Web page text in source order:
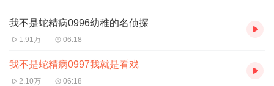
我不是蛇精病0996幼稚的名侦探
1.91万 06:18
我不是蛇精病0997我就是看戏
2.10万 06:18